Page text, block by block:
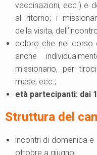
vaccinazioni, ecc.) e
al ritorno; i
della visita,
coloro che nel corso
anche
missionario, per
mese, ecc.;
età partecipanti: dai
Struttura del
incontri di domenica e
ottobre a giugno;